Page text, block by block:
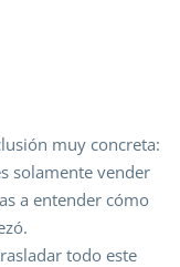
muy concreta:
solamente vender
a entender cómo
todo este